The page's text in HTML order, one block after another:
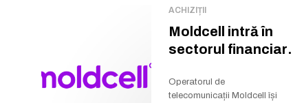
ACHIZIȚII
Moldcell intră în
sectorul financiar:
majoritar...
Operatorul de
telecomunicații Moldcell își